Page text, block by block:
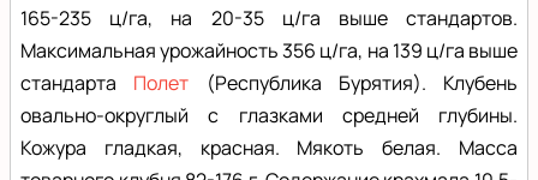
165-235 ц/га, на 20-35 ц/га выше стандартов.
Максимальная урожайность 356 ц/га, на 139 ц/га выше
стандарта Полет (Республика Бурятия). Клубень
овально-округлый с глазками средней глубины.
Кожура гладкая, красная. Мякоть белая. Масса